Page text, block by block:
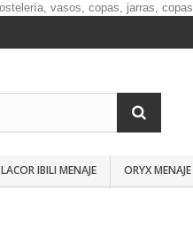
LACOR IBILI MENAJE ORYX MENAJE